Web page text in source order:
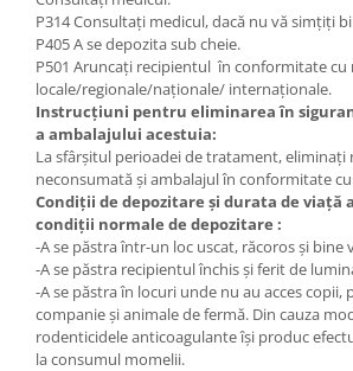
P314 Consultaţi medicul, dacă nu vă simţiţi
P405 A se depozita sub cheie.
P501 Aruncaţi recipientul în conformitate cu
locale/regionale/naţionale/ internaţionale.
Instrucțiuni pentru eliminarea în
a ambalajului acestuia:
La sfârșitul perioadei de tratament, eliminați
neconsumată și ambalajul în conformitate
Condiții de depozitare și durata de viață
condiții normale de depozitare :
-A se păstra într-un loc uscat, răcoros și bine
-A se păstra recipientul închis și ferit de
-A se păstra în locuri unde nu au acces copii,
companie și animale de fermă. Din cauza
rodenticidele anticoagulante își produc
la consumul momelii.